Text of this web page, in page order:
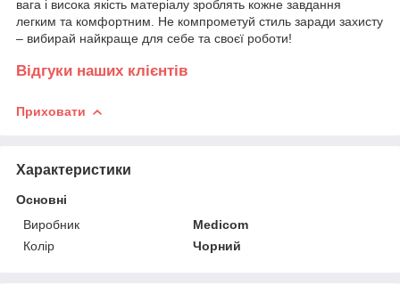
вага і висока якість матеріалу зроблять кожне завдання
легким та комфортним. Не компрометуй стиль заради захисту
– вибирай найкраще для себе та своєї роботи!
Відгуки наших клієнтів
Приховати
Характеристики
Основні
Виробник
Medicom
Колір
Чорний